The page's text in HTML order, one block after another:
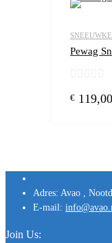
Pewag
€ 119,00
Adres: Avao ,
E-mail:
Join Us: